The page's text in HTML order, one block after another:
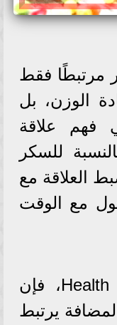
مرتبطًا فقط
الوزن، بل
فهم علاقة
للسكر
العلاقة مع
مع الوقت
وفقًا لتقرير نشره موقع Health، فإن
يرتبط